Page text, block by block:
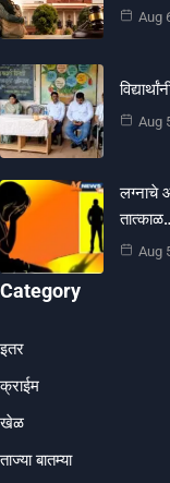
Aug
Aug
लग्नाचे
Aug
Category
इतर
क्राईम
खेळ
ताज्या बातम्या